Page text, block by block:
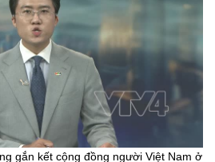
gắn kết cộng đồng người Việt Nam ở